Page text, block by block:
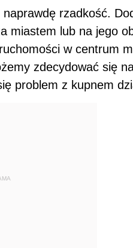
rzadkość.
miastem lub na jego
w centrum
zdecydować się
problem z kupnem